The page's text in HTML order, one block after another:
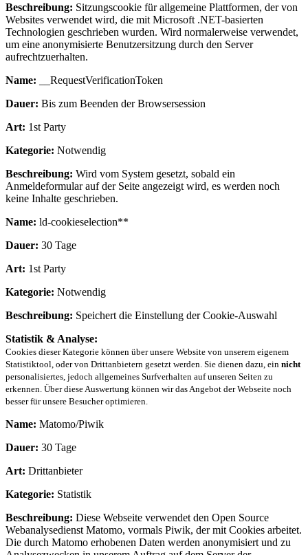
Beschreibung: Sitzungscookie für allgemeine Plattformen, der von
Websites verwendet wird, die mit Microsoft .NET-basierten
Technologien geschrieben wurden. Wird normalerweise verwendet,
um eine anonymisierte Benutzersitzung durch den Server
aufrechtzuerhalten.
Name: __RequestVerificationToken
Dauer: Bis zum Beenden der Browsersession
Art: 1st Party
Kategorie: Notwendig
Beschreibung: Wird vom System gesetzt, sobald ein
Anmeldeformular auf der Seite angezeigt wird, es werden noch
keine Inhalte geschrieben.
Name: ld-cookieselection**
Dauer: 30 Tage
Art: 1st Party
Kategorie: Notwendig
Beschreibung: Speichert die Einstellung der Cookie-Auswahl
Statistik & Analyse:
Cookies dieser Kategorie können über unsere Website von unserem eigenem
Statistiktool, oder von Drittanbietern gesetzt werden. Sie dienen dazu, ein nicht
personalisiertes, jedoch allgemeines Surfverhalten auf unseren Seiten zu
erkennen. Über diese Auswertung können wir das Angebot der Webseite noch
besser für unsere Besucher optimieren.
Name: Matomo/Piwik
Dauer: 30 Tage
Art: Drittanbieter
Kategorie: Statistik
Beschreibung: Diese Webseite verwendet den Open Source
Webanalysedienst Matomo, vormals Piwik, der mit Cookies arbeitet.
Die durch Matomo erhobenen Daten werden anonymisiert und zu